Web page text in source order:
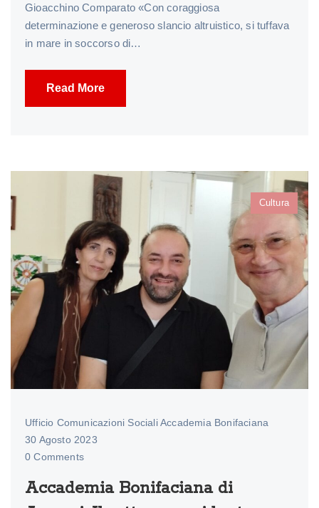
Gioacchino Comparato «Con coraggiosa
determinazione e generoso slancio altruistico, si tuffava
in mare in soccorso di…
Read More
Cultura
Ufficio Comunicazioni Sociali Accademia Bonifaciana
30 Agosto 2023
0 Comments
Accademia Bonifaciana di